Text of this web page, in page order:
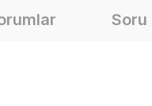
Soru